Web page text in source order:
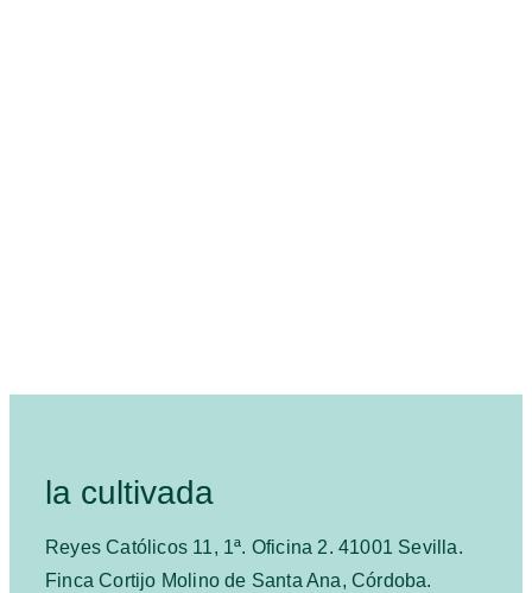
la cultivada
Reyes Católicos 11, 1ª. Oficina 2. 41001 Sevilla.
Finca Cortijo Molino de Santa Ana, Córdoba.